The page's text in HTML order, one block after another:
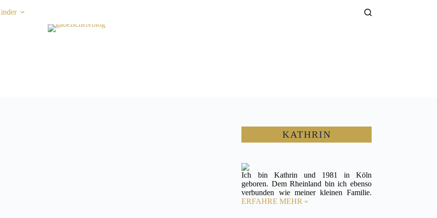
KATHRIN
Ich bin Kathrin und 1981 in Köln
geboren. Dem Rheinland bin ich ebenso
verbunden wie meiner kleinen Familie.
ERFAHRE MEHR »